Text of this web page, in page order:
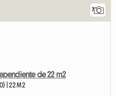
7
de 22 m2
| 22 M2